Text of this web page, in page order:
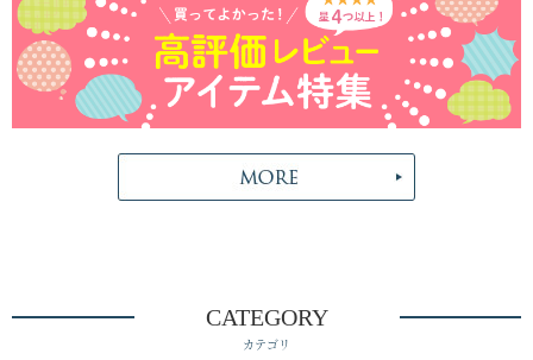
CATEGORY
カテゴリ